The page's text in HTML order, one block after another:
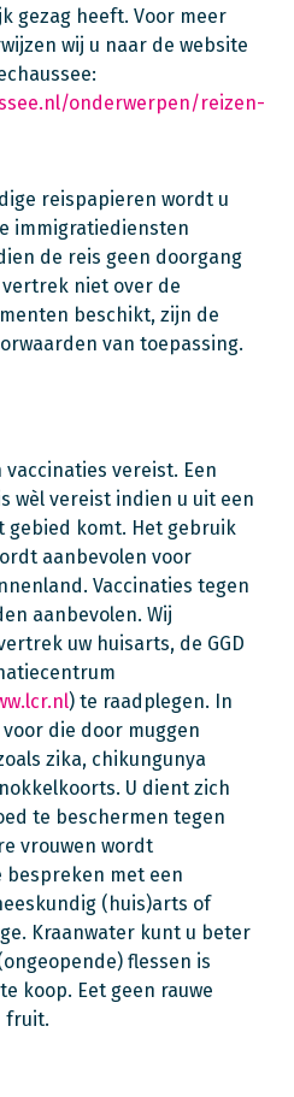
gezag heeft. Voor meer
wij u naar de website
onderwerpen/reizen-
reispapieren wordt u
immigratiediensten
de reis geen doorgang
niet over de
beschikt, zijn de
van toepassing.
vereist. Een
wèl vereist indien u uit een
gebied komt. Het gebruik
aanbevolen voor
Vaccinaties tegen
aanbevolen. Wij
uw huisarts, de GGD
) te raadplegen. In
die door muggen
zika, chikungunya
U dient zich
te beschermen tegen
vrouwen wordt
bespreken met een
(huis)arts of
Kraanwater kunt u beter
flessen is
koop. Eet geen rauwe
fruit.